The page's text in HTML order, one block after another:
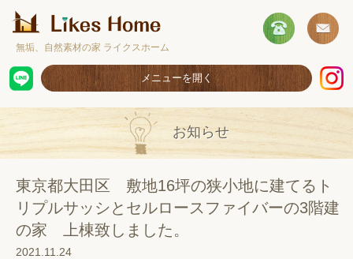
無垢、自然素材の家 ライクスホーム
メニューを開く
ホーム
コンセプト
施工事例
取扱商品
お客様の声
お知らせ
東京都大田区 敷地16坪の狭小地に建てるト
リプルサッシとセルロースファイバーの3階建
の家 上棟致しました。
2021.11.24